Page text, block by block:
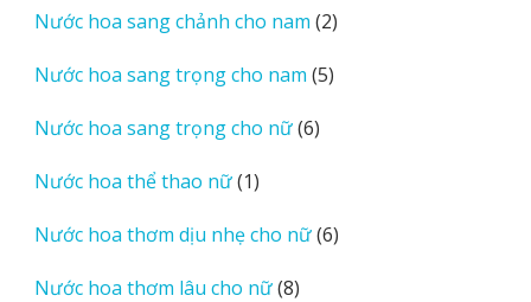
phẩm
Nước hoa sang chảnh cho nam 22
phẩm
Nước hoa sang trọng cho nam 55
Nước hoa sang trọng cho nữ 66
Nước hoa thể thao nữ 11
phẩm
Nước hoa thơm dịu nhẹ cho nữ 66
Nước hoa thơm lâu cho nữ 88